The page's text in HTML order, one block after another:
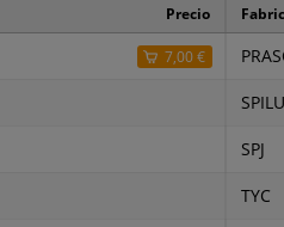
Precio
7,00 €
SPILU
SPJ
TYC